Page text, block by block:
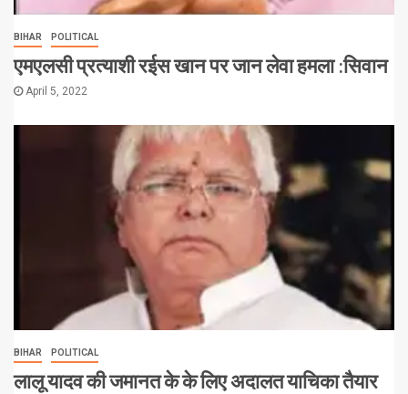
BIHAR POLITICAL
एमएलसी प्रत्याशी रईस खान पर जान लेवा हमला :सिवान
April 5, 2022
BIHAR POLITICAL
लालू यादव की जमानत के के लिए अदालत याचिका तैयार